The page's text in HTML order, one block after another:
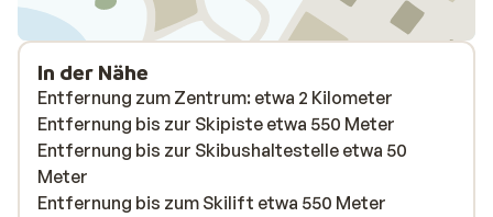
In der Nähe
Entfernung zum Zentrum: etwa 2 Kilometer
Entfernung bis zur Skipiste etwa 550 Meter
Entfernung bis zur Skibushaltestelle etwa 50
Meter
Entfernung bis zum Skilift etwa 550 Meter